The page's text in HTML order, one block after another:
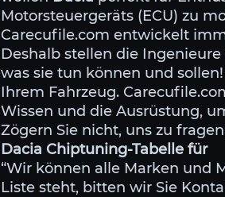
Motorsteuergeräts (ECU) zu
Carecufile.com entwickelt
Deshalb stellen die
was sie tun können und
Ihrem Fahrzeug.
Wissen und die Ausrüstung,
Zögern Sie nicht, uns zu
Dacia Chiptuning-Tabelle für
“Wir können alle Marken und
Liste steht, bitten wir Sie